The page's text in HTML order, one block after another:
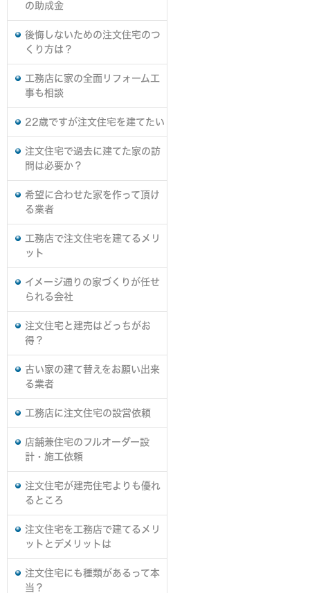
の助成金
後悔しないための注文住宅のつ
くり方は？
工務店に家の全面リフォーム工
事も相談
22歳ですが注文住宅を建てたい
注文住宅で過去に建てた家の訪
問は必要か？
希望に合わせた家を作って頂け
る業者
工務店で注文住宅を建てるメリ
ット
イメージ通りの家づくりが任せ
られる会社
注文住宅と建売はどっちがお
得？
古い家の建て替えをお願い出来
る業者
工務店に注文住宅の設営依頼
店舗兼住宅のフルオーダー設
計・施工依頼
注文住宅が建売住宅よりも優れ
るところ
注文住宅を工務店で建てるメリ
ットとデメリットは
注文住宅にも種類があるって本
当？